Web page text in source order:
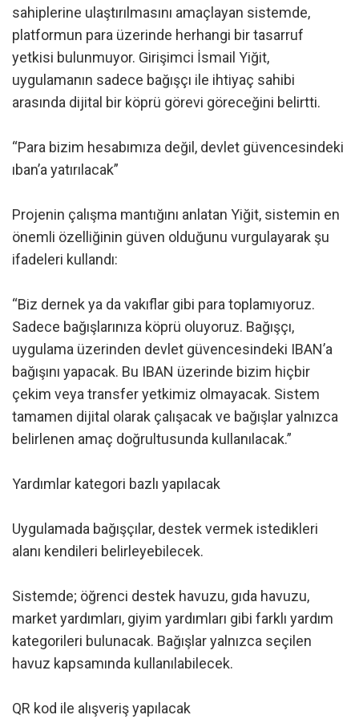
sahiplerine ulaştırılmasını amaçlayan sistemde,
platformun para üzerinde herhangi bir tasarruf
yetkisi bulunmuyor. Girişimci İsmail Yiğit,
uygulamanın sadece bağışçı ile ihtiyaç sahibi
arasında dijital bir köprü görevi göreceğini belirtti.
“Para bizim hesabımıza değil, devlet güvencesindeki
ıban’a yatırılacak”
Projenin çalışma mantığını anlatan Yiğit, sistemin en
önemli özelliğinin güven olduğunu vurgulayarak şu
ifadeleri kullandı:
“Biz dernek ya da vakıflar gibi para toplamıyoruz.
Sadece bağışlarınıza köprü oluyoruz. Bağışçı,
uygulama üzerinden devlet güvencesindeki IBAN’a
bağışını yapacak. Bu IBAN üzerinde bizim hiçbir
çekim veya transfer yetkimiz olmayacak. Sistem
tamamen dijital olarak çalışacak ve bağışlar yalnızca
belirlenen amaç doğrultusunda kullanılacak.”
Yardımlar kategori bazlı yapılacak
Uygulamada bağışçılar, destek vermek istedikleri
alanı kendileri belirleyebilecek.
Sistemde; öğrenci destek havuzu, gıda havuzu,
market yardımları, giyim yardımları gibi farklı yardım
kategorileri bulunacak. Bağışlar yalnızca seçilen
havuz kapsamında kullanılabilecek.
QR kod ile alışveriş yapılacak